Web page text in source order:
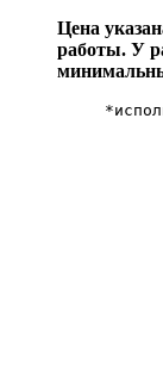
Цена
работы. У